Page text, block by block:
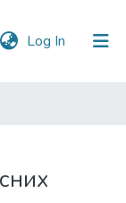
Log In (current)